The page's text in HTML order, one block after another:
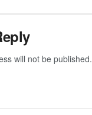
will not be published.